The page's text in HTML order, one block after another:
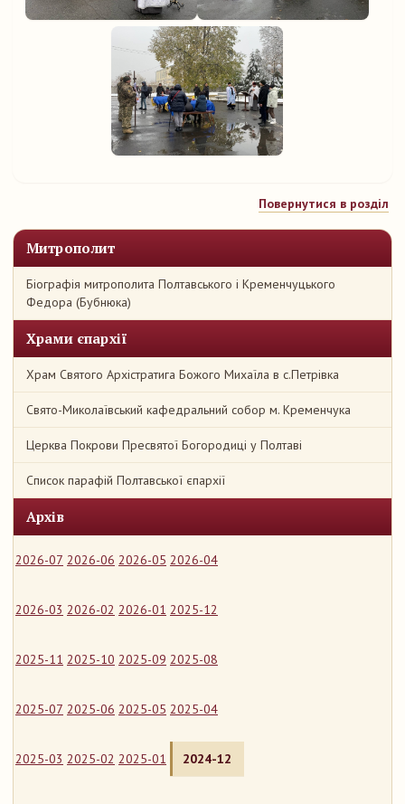
Митрополит
Біографія митрополита Полтавського і Кременчуцького
Федора (Бубнюка)
Храми єпархії
Храм Святого Архістратига Божого Михаїла в с.Петрівка
Свято-Миколаївський кафедральний собор м. Кременчука
Церква Покрови Пресвятої Богородиці у Полтаві
Список парафій Полтавської єпархії
Архів
2026-07 2026-06 2026-05 2026-04
2026-03 2026-02 2026-01 2025-12
2025-11 2025-10 2025-09 2025-08
2025-07 2025-06 2025-05 2025-04
2025-03 2025-02 2025-01 2024-12
Повернутися в розділ